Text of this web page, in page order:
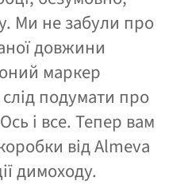
Ми не забули про
довжини
маркер
подумати про
і все. Тепер вам
від Almeva
димоходу.